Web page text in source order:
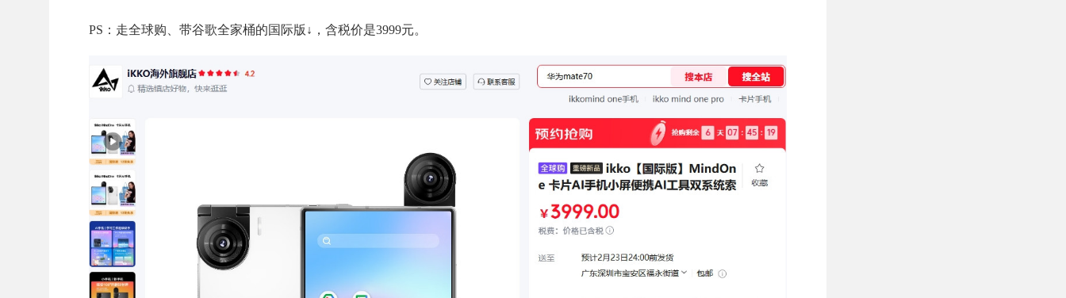
PS：走全球购、带谷歌全家桶的国际版↓，含税价是3999元。